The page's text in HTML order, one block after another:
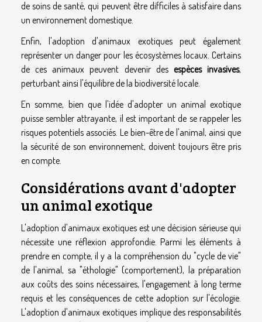
de soins de santé, qui peuvent être difficiles à satisfaire dans
un environnement domestique.
Enfin, l'adoption d'animaux exotiques peut également
représenter un danger pour les écosystèmes locaux. Certains
de ces animaux peuvent devenir des espèces invasives,
perturbant ainsi l'équilibre de la biodiversité locale.
En somme, bien que l'idée d'adopter un animal exotique
puisse sembler attrayante, il est important de se rappeler les
risques potentiels associés. Le bien-être de l'animal, ainsi que
la sécurité de son environnement, doivent toujours être pris
en compte.
Considérations avant d'adopter
un animal exotique
L'adoption d'animaux exotiques est une décision sérieuse qui
nécessite une réflexion approfondie. Parmi les éléments à
prendre en compte, il y a la compréhension du "cycle de vie"
de l'animal, sa "éthologie" (comportement), la préparation
aux coûts des soins nécessaires, l'engagement à long terme
requis et les conséquences de cette adoption sur l'écologie.
L'adoption d'animaux exotiques implique des responsabilités